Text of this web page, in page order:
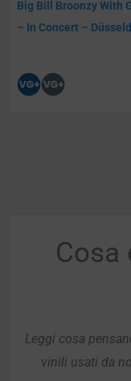
Big Bill Broonzy With
– In Concert –
Cosa
Leggi cosa
vinili usati da